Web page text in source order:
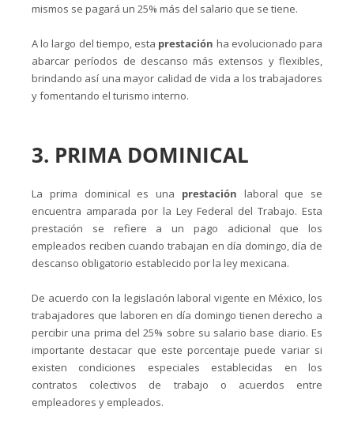
mismos se pagará un 25% más del salario que se tiene.
A lo largo del tiempo, esta prestación ha evolucionado para
abarcar períodos de descanso más extensos y flexibles,
brindando así una mayor calidad de vida a los trabajadores
y fomentando el turismo interno.
3. PRIMA DOMINICAL
La prima dominical es una prestación laboral que se
encuentra amparada por la Ley Federal del Trabajo. Esta
prestación se refiere a un pago adicional que los
empleados reciben cuando trabajan en día domingo, día de
descanso obligatorio establecido por la ley mexicana.
De acuerdo con la legislación laboral vigente en México, los
trabajadores que laboren en día domingo tienen derecho a
percibir una prima del 25% sobre su salario base diario. Es
importante destacar que este porcentaje puede variar si
existen condiciones especiales establecidas en los
contratos colectivos de trabajo o acuerdos entre
empleadores y empleados.